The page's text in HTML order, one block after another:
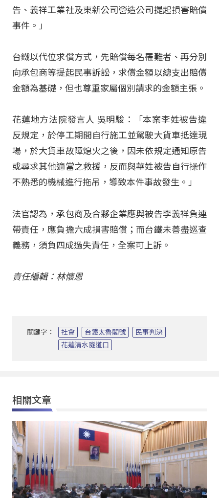
告、義祥工業社及東新公司營造公司提起損害賠償
事件。」
台鐵以代位求償方式，先賠償每名罹難者、再分別
向承包商等提起民事訴訟，求償金額以總支出賠償
金額為基礎，但也尊重家屬個別請求的金額主張。
花蓮地方法院發言人 吳明駿：「本案李姓被告違
反規定，於停工期間自行施工並駕駛大貨車抵達現
場，於大貨車故障熄火之後，因未依規定通知原告
或尋求其他適當之救援，反而與華姓被告自行操作
不熟悉的機械進行拖吊，導致本件事故發生。」
法官認為，承包商及合夥企業應與被告李義祥負連
帶責任，應負擔六成損害賠償；而台鐵未善盡巡查
義務，須負四成過失責任，全案可上訴。
責任編輯：林懷恩
關鍵字： 社會 台鐵太魯閣號
民事判決
花蓮清水隧道口
相關文章